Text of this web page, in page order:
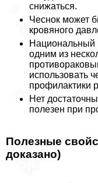
снижаться.
Чеснок может
кровяного
Национальный
одним из
использовать
профилактики
Нет
полезен при
Полезные
доказано)